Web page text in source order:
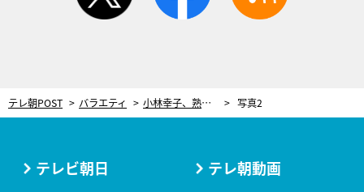
テレ朝POST バラエティ 小林幸子、熟年婚から13年。夫とは生まれる前からの“不思議な縁”が結婚後に判明 写真2
テレビ朝日 テレ朝動画